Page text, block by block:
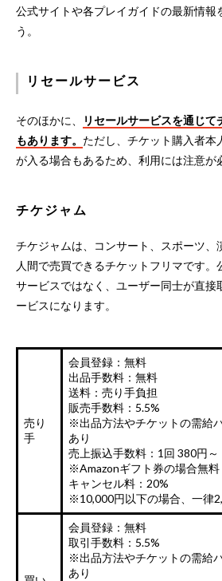
公式サイトや各プレイガイドの最新情報
う。
リセールサービス
そのほかに、
リセールサービスを通じ
もあります。 ただし、チケット購入者本
が入る場合もあるため、利用には注意が
チケジャム
チケジャムは、コンサート、スポーツ、
人間で売買できるチケットフリマです
サービスではなく、ユーザー同士が直接
ービスになります。
売り
手
会員登録：無料
出品手数料：無料
送料：売り手負担
販売手数料：5.5%
※出品方法やチケットの需給
あり
売上振込手数料：1回 380円～
※Amazonギフト券の場合無料
キャンセル料：20%
※10,000円以下の場合、一律
会員登録：無料
取引手数料：5.5%
※出品方法やチケットの需給
あり